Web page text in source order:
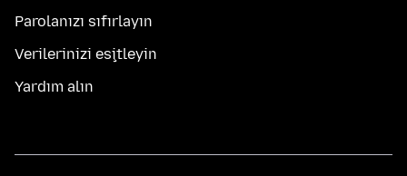
Parolanızı sıfırlayın
Verilerinizi eşitleyin
Yardım alın